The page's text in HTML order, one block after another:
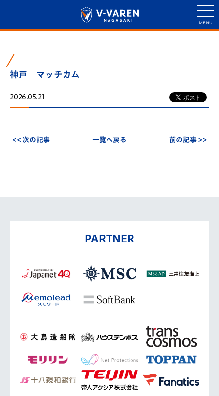
神戸 マッチカム
2026.05.21
<< 次の記事 一覧へ戻る 前の記事 >>
PARTNER